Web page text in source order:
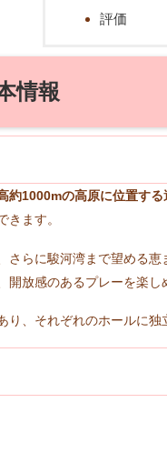
評価
情報
約1000mの高原に位置す
きます。
さらに駿河湾まで望める
放感のあるプレーを楽し
り、それぞれのホールに独